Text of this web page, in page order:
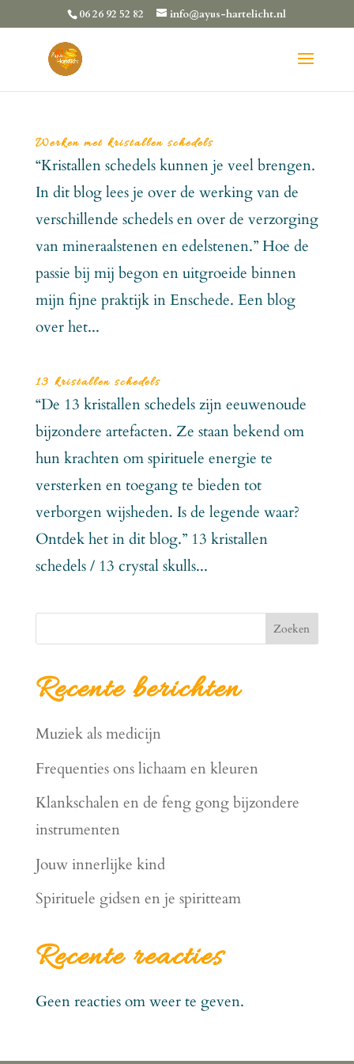
06 26 92 52 82 info@ayus-hartelicht.nl
Werken met kristallen schedels
“Kristallen schedels kunnen je veel brengen.
In dit blog lees je over de werking van de
verschillende schedels en over de verzorging
van mineraalstenen en edelstenen.” Hoe de
passie bij mij begon en uitgroeide binnen
mijn fijne praktijk in Enschede. Een blog
over het...
13 kristallen schedels
“De 13 kristallen schedels zijn eeuwenoude
bijzondere artefacten. Ze staan bekend om
hun krachten om spirituele energie te
versterken en toegang te bieden tot
verborgen wijsheden. Is de legende waar?
Ontdek het in dit blog.” 13 kristallen
schedels / 13 crystal skulls...
Zoeken
Recente berichten
Muziek als medicijn
Frequenties ons lichaam en kleuren
Klankschalen en de feng gong bijzondere
instrumenten
Jouw innerlijke kind
Spirituele gidsen en je spiritteam
Recente reacties
Geen reacties om weer te geven.